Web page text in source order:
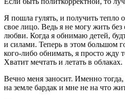
Я пошла гулять, и получить тепло
свое лицо. Ведь я не могу жить без
любви. Когда я обнимаю детей,
и силами. Теперь в этом большом
кого-либо обнимать, я просто жду
Хватит мечтать и летать в облаках.
Вечно меня заносит. Именно
на земле бардак и мне не на что